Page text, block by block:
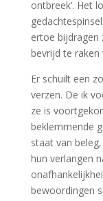
ontbreek’. Het
ertoe bijdragen
bevrijd te raken
Er schuilt een
verzen. De ik
ze is
beklemmende
staat van
hun verlangen
bewoordingen